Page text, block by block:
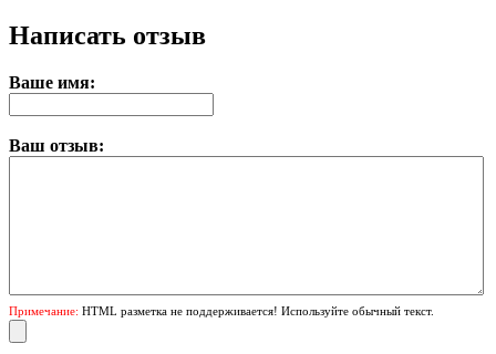
Написать отзыв
Ваше имя:
Ваш отзыв:
Примечание: HTML разметка не поддерживается! Используйте обычный текст.